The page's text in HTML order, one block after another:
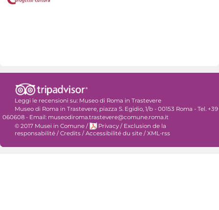
Leggi le recensioni su: Museo di Roma in Trastevere
Museo di Roma in Trastevere, piazza S. Egidio, 1/b - 00153 Roma - Tel. +39
060608 - Email: museodiroma.trastevere@comune.roma.it
© 2017 Musei in Comune / Privacy / Exclusion de la
responsabilité / Credits / Accessibilité du site / XML-rss